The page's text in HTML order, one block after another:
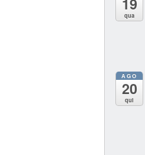
19
qua
AGO
20
qui